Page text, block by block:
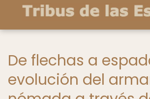
De flechas a
evolución del